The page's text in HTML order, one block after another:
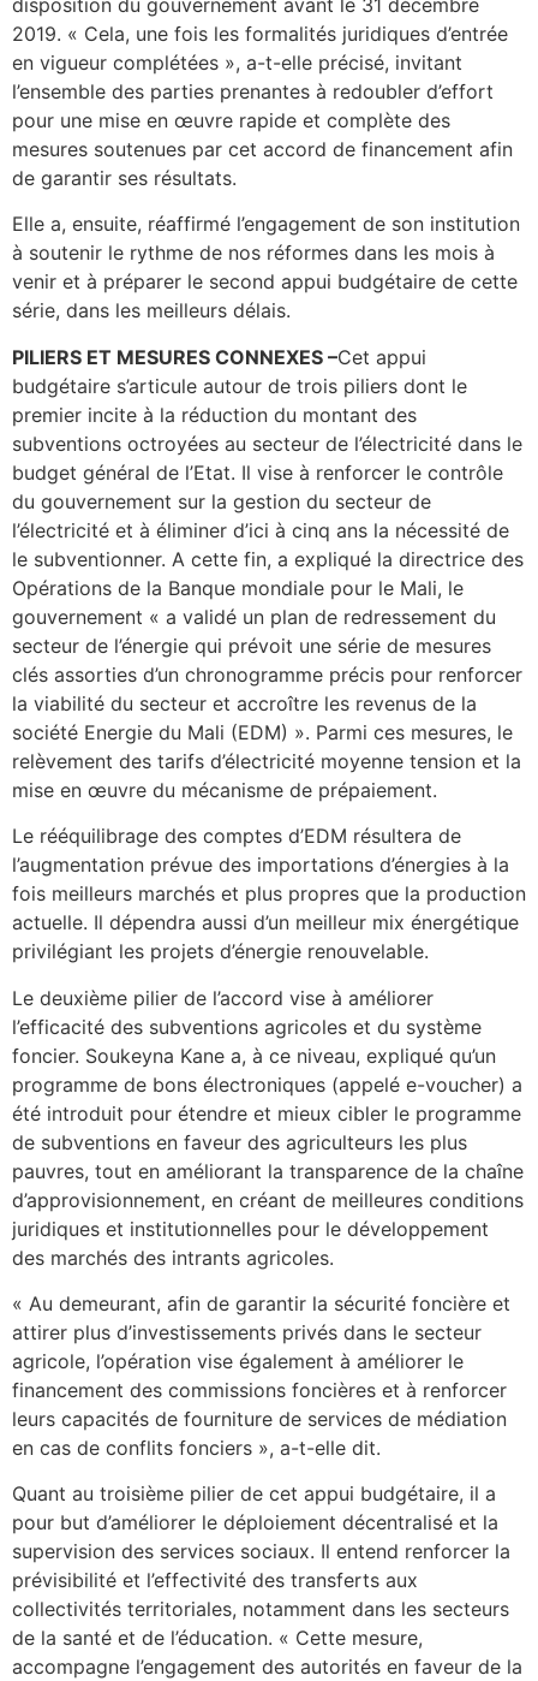
disposition du gouvernement avant le 31 décembre
2019. « Cela, une fois les formalités juridiques d’entrée
en vigueur complétées », a-t-elle précisé, invitant
l’ensemble des parties prenantes à redoubler d’effort
pour une mise en œuvre rapide et complète des
mesures soutenues par cet accord de financement afin
de garantir ses résultats.
Elle a, ensuite, réaffirmé l’engagement de son institution
à soutenir le rythme de nos réformes dans les mois à
venir et à préparer le second appui budgétaire de cette
série, dans les meilleurs délais.
PILIERS ET MESURES CONNEXES –Cet appui
budgétaire s’articule autour de trois piliers dont le
premier incite à la réduction du montant des
subventions octroyées au secteur de l’électricité dans le
budget général de l’Etat. Il vise à renforcer le contrôle
du gouvernement sur la gestion du secteur de
l’électricité et à éliminer d’ici à cinq ans la nécessité de
le subventionner. A cette fin, a expliqué la directrice des
Opérations de la Banque mondiale pour le Mali, le
gouvernement « a validé un plan de redressement du
secteur de l’énergie qui prévoit une série de mesures
clés assorties d’un chronogramme précis pour renforcer
la viabilité du secteur et accroître les revenus de la
société Energie du Mali (EDM) ». Parmi ces mesures, le
relèvement des tarifs d’électricité moyenne tension et la
mise en œuvre du mécanisme de prépaiement.
Le rééquilibrage des comptes d’EDM résultera de
l’augmentation prévue des importations d’énergies à la
fois meilleurs marchés et plus propres que la production
actuelle. Il dépendra aussi d’un meilleur mix énergétique
privilégiant les projets d’énergie renouvelable.
Le deuxième pilier de l’accord vise à améliorer
l’efficacité des subventions agricoles et du système
foncier. Soukeyna Kane a, à ce niveau, expliqué qu’un
programme de bons électroniques (appelé e-voucher) a
été introduit pour étendre et mieux cibler le programme
de subventions en faveur des agriculteurs les plus
pauvres, tout en améliorant la transparence de la chaîne
d’approvisionnement, en créant de meilleures conditions
juridiques et institutionnelles pour le développement
des marchés des intrants agricoles.
« Au demeurant, afin de garantir la sécurité foncière et
attirer plus d’investissements privés dans le secteur
agricole, l’opération vise également à améliorer le
financement des commissions foncières et à renforcer
leurs capacités de fourniture de services de médiation
en cas de conflits fonciers », a-t-elle dit.
Quant au troisième pilier de cet appui budgétaire, il a
pour but d’améliorer le déploiement décentralisé et la
supervision des services sociaux. Il entend renforcer la
prévisibilité et l’effectivité des transferts aux
collectivités territoriales, notamment dans les secteurs
de la santé et de l’éducation. « Cette mesure,
accompagne l’engagement des autorités en faveur de la